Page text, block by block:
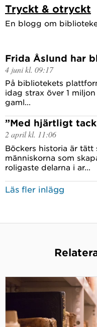
Tryckt & otryckt
En blogg om
Frida Åslund har
4 juni kl. 09:17
På bibliotekets
idag strax över 1
gaml...
”Med hjärtligt
2 april kl. 11:06
Böckers historia är tätt
människorna som
roligaste delarna i ar...
Läs fler inlägg